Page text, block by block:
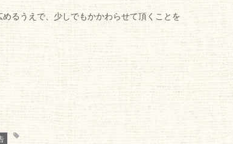
るうえで、少しでもかかわらせて頂くことを